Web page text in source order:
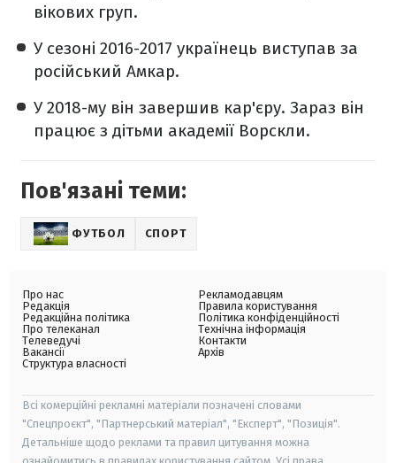
вікових груп.
У сезоні 2016-2017 українець виступав за
російський Амкар.
У 2018-му він завершив кар'єру. Зараз він
працює з дітьми академії Ворскли.
Пов'язані теми:
ФУТБОЛ СПОРТ
Про нас
Редакція
Редакційна політика
Про телеканал
Телеведучі
Вакансії
Структура власності
Рекламодавцям
Правила користування
Політика конфіденційності
Технічна інформація
Контакти
Архів
Всі комерційні рекламні матеріали позначені словами
"Спецпроєкт", "Партнерський матеріал", "Експерт", "Позиція".
Детальніше щодо реклами та правил цитування можна